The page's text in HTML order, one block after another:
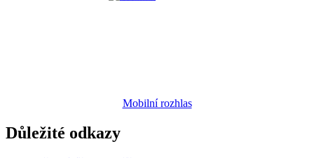
Mobilní rozhlas
Důležité odkazy